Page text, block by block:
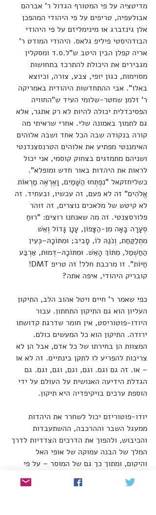
מדיטציה על פי המטורף הגדול ר' אברהם
אבולעפיה, טריפים על פי היהודי המהפכן
אלן גינזברג או מינימליזם על פי היהודי
הבודהיסטי פיליפ גלאס. היהודי המודט ר'
אריה קפלן הבין היטב ש"ל.ס.ד ומסקלין
מגבירים את היכולת להתרכז בתחושות
מסוימות, כגון יופי, צבע, צורה, וכיוצא
באלו". אבי ההתחדשות היהודית באמריקה
ר' זלמן שחטר-שלומי העיד ש"החוויה
הפסיכדלית יכולה להיות לא רק אתגר, אלא
גם לתמוך באמונה שלי. אחרי שראיתי מה
קורה בנקודה שבה הכל אחד ושבה אלוהים
האימננטי מפתיע את אלוהים הטרנסצנדנטי
ושניהם מתמזגים בצחוק קוסמי, אני יכול
לראות את היהדות באור חדש ומופלא".
כשליחזקאל "נִפְתְּחוּ הַשָּׁמַיִם, וָאֶרְאֶה מַרְאוֹת
אֱלֹהִים" זה לא פעם, זה עכשיו, ובעתיד. זה
לא קיטש של מלאכים נוצרים, זה זוהר
פלורסצנטי. זה מה שאנחנו רוצים: "רוּחַ
סְעָרָה בָּאָה מִן-הַצָּפוֹן, עָנָן גָּדוֹל וְאֵשׁ
מִתְלַקַּחַת, וְנֹגַהּ לוֹ, סָבִיב; וּמִתּוֹכָהּ–כְּעֵין
הַחַשְׁמַל, מִתּוֹךְ הָאֵשׁ. וּמִתּוֹכָהּ–דְּמוּת, אַרְבַּע
חַיּוֹת". זו מרכבת חלל! זה טריפ DMT!
קובריק היהודי, איפה אתה?
כפי שאמר ר' חיים ויטל אהוב הלב, התיקון
העליון הוא גם התיקון התחתון. עבור
היודו-פוטוריסט, אין חומר שדרגת קדושתו
ירודה. התיקון הוא כל המעשים כולם.
המצוות הן בחירתו של כל אדם, אבל הן לא
צריכות להפריע לו לתקן בינתיים. זה לא או
– או. זה גם וגם. וגם, וגם, וגם, וגם. גם
הגדלת הידיעה האנושית על העולם על ידי
הוספת ערכים בויקיפדיה היא תיקון.
יודו-פוטוריזם יכול לשחרר את היהדות
ממעגל השבר וההרכבה, ההשתעבדות
והכיבוש, ולהפוך את הדרכים הצדדיות לדרך
המלך של הבנה עמוקה של אופי האל
והיקום, ומתוך כך גם של המוסר – על פי
תורת הנביאים ומעבר לה.